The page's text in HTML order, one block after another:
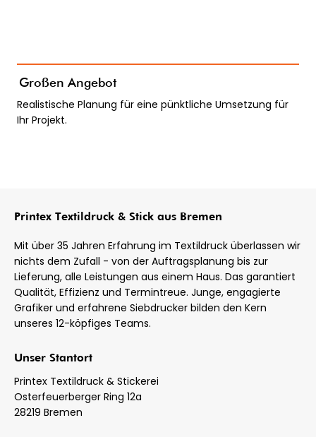
Großen Angebot
Realistische Planung für eine pünktliche Umsetzung für
Ihr Projekt.
Printex Textildruck & Stick aus Bremen
Mit über 35 Jahren Erfahrung im Textildruck überlassen wir
nichts dem Zufall - von der Auftragsplanung bis zur
Lieferung, alle Leistungen aus einem Haus. Das garantiert
Qualität, Effizienz und Termintreue. Junge, engagierte
Grafiker und erfahrene Siebdrucker bilden den Kern
unseres 12-köpfiges Teams.
Unser Stantort
Printex Textildruck & Stickerei
Osterfeuerberger Ring 12a
28219 Bremen